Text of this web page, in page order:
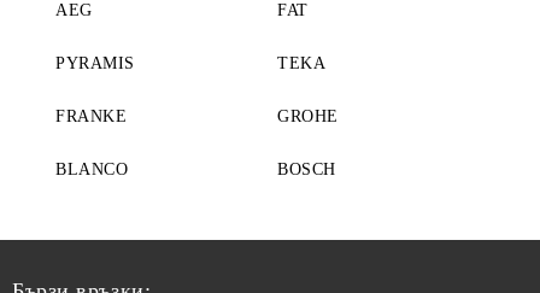
AEG FAT
PYRAMIS TEKA
FRANKE GROHE
BLANCO BOSCH